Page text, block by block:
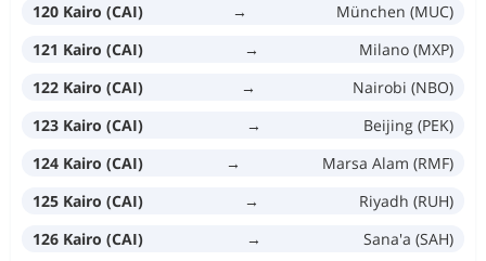
120 Kairo (CAI)
→
München (MUC)
121 Kairo (CAI)
→
Milano (MXP)
122 Kairo (CAI)
→
Nairobi (NBO)
123 Kairo (CAI)
→
Beijing (PEK)
124 Kairo (CAI)
→
Marsa Alam (RMF)
125 Kairo (CAI)
→
Riyadh (RUH)
126 Kairo (CAI)
→
Sana'a (SAH)